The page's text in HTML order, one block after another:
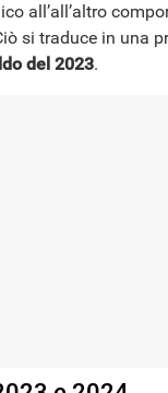
all’all’altro
si traduce in una
del 2023.